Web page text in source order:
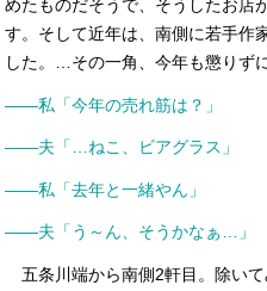
めたものだそうで、そうしたお店
す。そして近年は、南側に若手作
した。…その一角、今年も懲りず
――私「今年の売れ筋は？」
――夫「…ねこ、ビアグラス」
――私「去年と一緒やん」
――夫「う～ん、そうかなぁ…」
五条川端から南側2軒目。除い